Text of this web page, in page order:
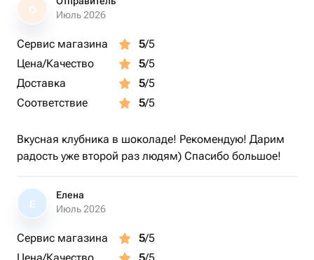
О
Июль 2026
Сервис магазина 5/5
Цена/Качество
5/5
Доставка
5/5
Соответствие
5/5
Вкусная клубника в шоколаде! Рекомендую! Дарим
радость уже второй раз людям) Спасибо большое!
Е
Елена
Июль 2026
Сервис магазина 5/5